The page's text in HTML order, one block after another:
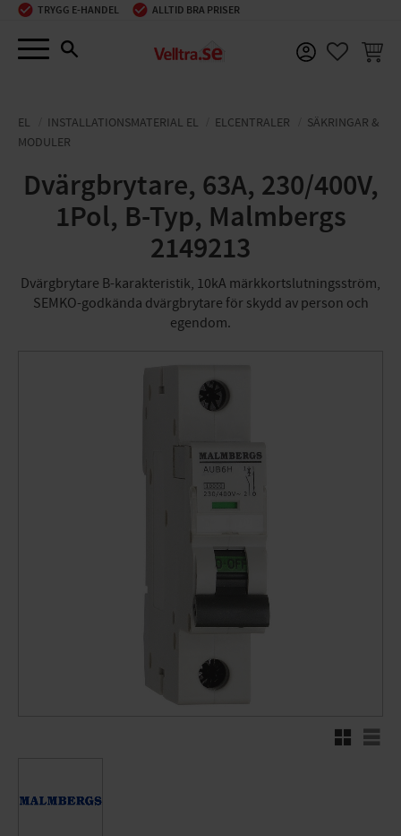
Meny
TRYGG E-HANDEL ALLTID BRA PRISER
EL INSTALLATIONSMATERIAL EL ELCENTRALER
SÄKRINGAR &
MODULER
Dvärgbrytare, 63A, 230/400V,
1Pol, B-Typ, Malmbergs
2149213
Dvärgbrytare B-karakteristik, 10kA märkkortslutningsström,
SEMKO-godkända dvärgbrytare för skydd av person och
egendom.
Rutnätsvy